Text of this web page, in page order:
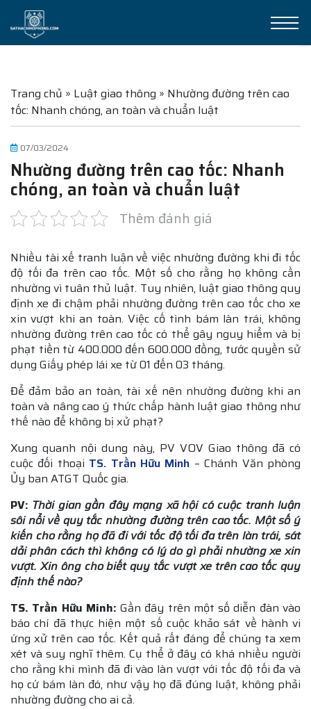
Trang chủ » Luật giao thông » Nhường đường trên cao
tốc: Nhanh chóng, an toàn và chuẩn luật
07/03/2024
Nhường đường trên cao tốc: Nhanh
chóng, an toàn và chuẩn luật
Thêm đánh giá
Nhiều tài xế tranh luận về việc nhường đường khi đi tốc
độ tối đa trên cao tốc. Một số cho rằng họ không cần
nhường vì tuân thủ luật. Tuy nhiên, luật giao thông quy
định xe đi chậm phải nhường đường trên cao tốc cho xe
xin vượt khi an toàn. Việc cố tình bám làn trái, không
nhường đường trên cao tốc có thể gây nguy hiểm và bị
phạt tiền từ 400.000 đến 600.000 đồng, tước quyền sử
dụng Giấy phép lái xe từ 01 đến 03 tháng.
Để đảm bảo an toàn, tài xế nên nhường đường khi an
toàn và nâng cao ý thức chấp hành luật giao thông như
thế nào để không bị xử phạt?
Xung quanh nội dung này, PV VOV Giao thông đã có
cuộc đối thoại TS. Trần Hữu Minh – Chánh Văn phòng
Ủy ban ATGT Quốc gia.
PV: Thời gian gần đây mạng xã hội có cuộc tranh luận
sôi nổi về quy tắc nhường đường trên cao tốc. Một số ý
kiến cho rằng họ đã đi với tốc độ tối đa trên làn trái, sát
dải phân cách thì không có lý do gì phải nhường xe xin
vượt. Xin ông cho biết quy tắc vượt xe trên cao tốc quy
định thế nào?
TS. Trần Hữu Minh: Gần đây trên một số diễn đàn vào
báo chí đã thực hiện một số cuộc khảo sát về hành vi
ứng xử trên cao tốc. Kết quả rất đáng để chúng ta xem
xét và suy nghĩ thêm. Cụ thể ở đây có khá nhiều người
cho rằng khi mình đã đi vào làn vượt với tốc độ tối đa và
họ cứ bám làn đó, như vậy họ đã đúng luật, không phải
nhường đường cho ai cả.